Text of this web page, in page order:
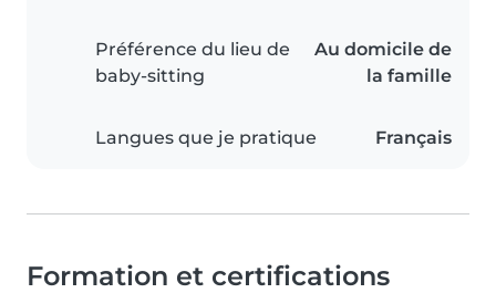
Préférence du lieu de
baby-sitting
Au domicile de
la famille
Langues que je pratique Français
Formation et certifications